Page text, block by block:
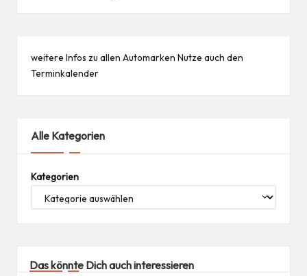
weitere Infos zu allen Automarken Nutze auch den
Terminkalender
Alle Kategorien
Kategorien
Das könnte Dich auch interessieren